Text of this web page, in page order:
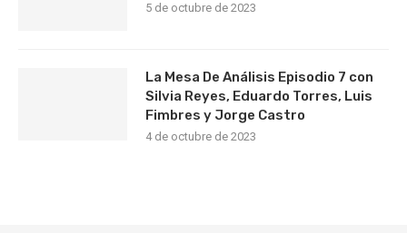
5 de octubre de 2023
La Mesa De Análisis Episodio 7 con
Silvia Reyes, Eduardo Torres, Luis
Fimbres y Jorge Castro
4 de octubre de 2023